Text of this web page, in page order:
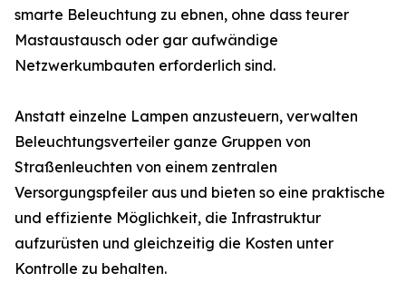
smarte Beleuchtung zu ebnen, ohne dass teurer
Mastaustausch oder gar aufwändige
Netzwerkumbauten erforderlich sind.
Anstatt einzelne Lampen anzusteuern, verwalten
Beleuchtungsverteiler ganze Gruppen von
Straßenleuchten von einem zentralen
Versorgungspfeiler aus und bieten so eine praktische
und effiziente Möglichkeit, die Infrastruktur
aufzurüsten und gleichzeitig die Kosten unter
Kontrolle zu behalten.